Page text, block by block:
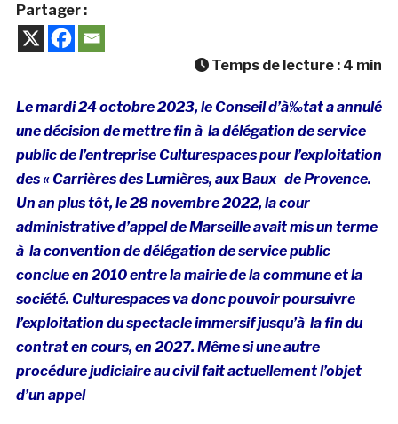
Partager :
Temps de lecture : 4 min
Le mardi 24 octobre 2023, le Conseil d’à‰tat a annulé
une décision de mettre fin à la délégation de service
public de l’entreprise Culturespaces pour l’exploitation
des « Carrières des Lumières, aux Baux de Provence.
Un an plus tôt, le 28 novembre 2022, la cour
administrative d’appel de Marseille avait mis un terme
à la convention de délégation de service public
conclue en 2010 entre la mairie de la commune et la
société. Culturespaces va donc pouvoir poursuivre
l’exploitation du spectacle immersif jusqu’à la fin du
contrat en cours, en 2027. Même si une autre
procédure judiciaire au civil fait actuellement l’objet
d’un appel